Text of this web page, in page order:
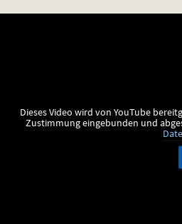
Dieses Video wird von YouTube
Zustimmung eingebunden und